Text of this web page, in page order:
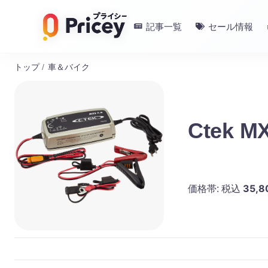
記事一覧 セール情報
トップ / 車＆バイク
Ctek
価格帯: 税込